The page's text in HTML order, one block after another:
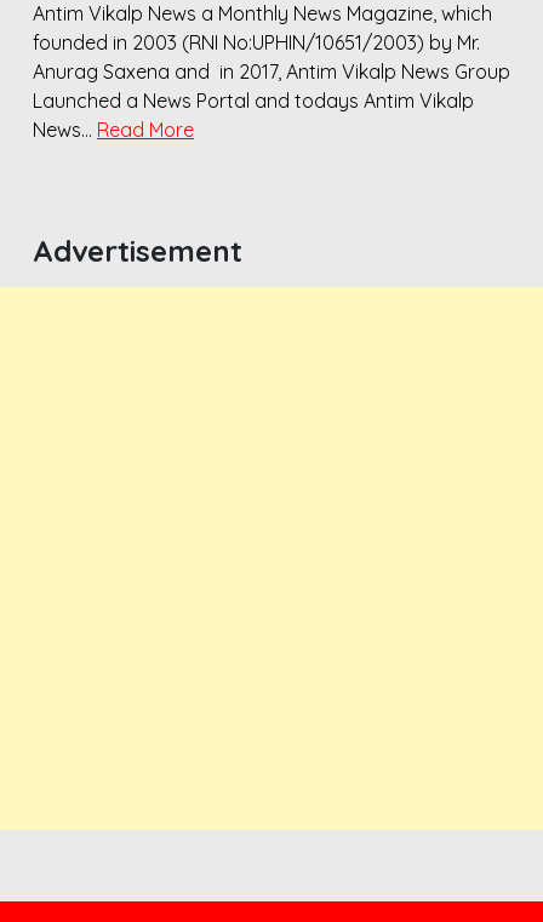
Antim Vikalp News a Monthly News Magazine, which
founded in 2003 (RNI No:UPHIN/10651/2003) by Mr.
Anurag Saxena and in 2017, Antim Vikalp News Group
Launched a News Portal and todays Antim Vikalp
News… Read More
Advertisement